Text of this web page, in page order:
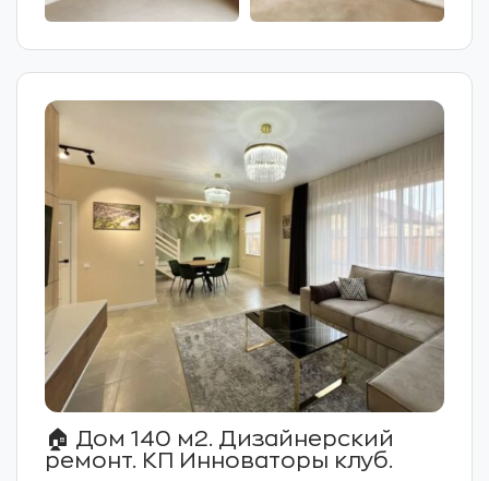
🏠 Дом 140 м2. Дизайнерский
ремонт. КП Инноваторы клуб.